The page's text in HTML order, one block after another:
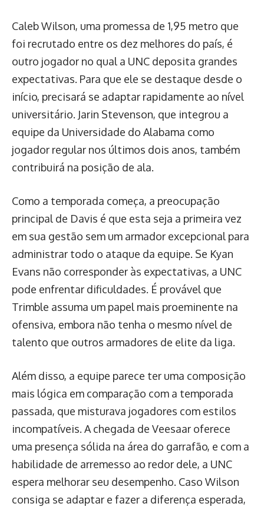
Caleb Wilson, uma promessa de 1,95 metro que
foi recrutado entre os dez melhores do país, é
outro jogador no qual a UNC deposita grandes
expectativas. Para que ele se destaque desde o
início, precisará se adaptar rapidamente ao nível
universitário. Jarin Stevenson, que integrou a
equipe da Universidade do Alabama como
jogador regular nos últimos dois anos, também
contribuirá na posição de ala.
Como a temporada começa, a preocupação
principal de Davis é que esta seja a primeira vez
em sua gestão sem um armador excepcional para
administrar todo o ataque da equipe. Se Kyan
Evans não corresponder às expectativas, a UNC
pode enfrentar dificuldades. É provável que
Trimble assuma um papel mais proeminente na
ofensiva, embora não tenha o mesmo nível de
talento que outros armadores de elite da liga.
Além disso, a equipe parece ter uma composição
mais lógica em comparação com a temporada
passada, que misturava jogadores com estilos
incompatíveis. A chegada de Veesaar oferece
uma presença sólida na área do garrafão, e com a
habilidade de arremesso ao redor dele, a UNC
espera melhorar seu desempenho. Caso Wilson
consiga se adaptar e fazer a diferença esperada,